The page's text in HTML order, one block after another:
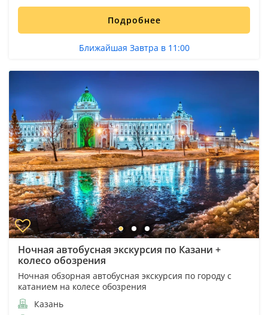
Подробнее
Ближайшая Завтра в 11:00
Ночная автобусная экскурсия по Казани +
колесо обозрения
Ночная обзорная автобусная экскурсия по городу с
катанием на колесе обозрения
Казань